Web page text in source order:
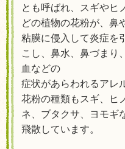
とも呼ばれ、スギやヒ
どの植物の花粉が、 鼻
粘膜に侵入して炎症を
こし、鼻水、鼻づまり
血などの
症状があらわれるアレ
花粉の種類もスギ、ヒ
ネ、ブタクサ、ヨモギ
飛散しています。